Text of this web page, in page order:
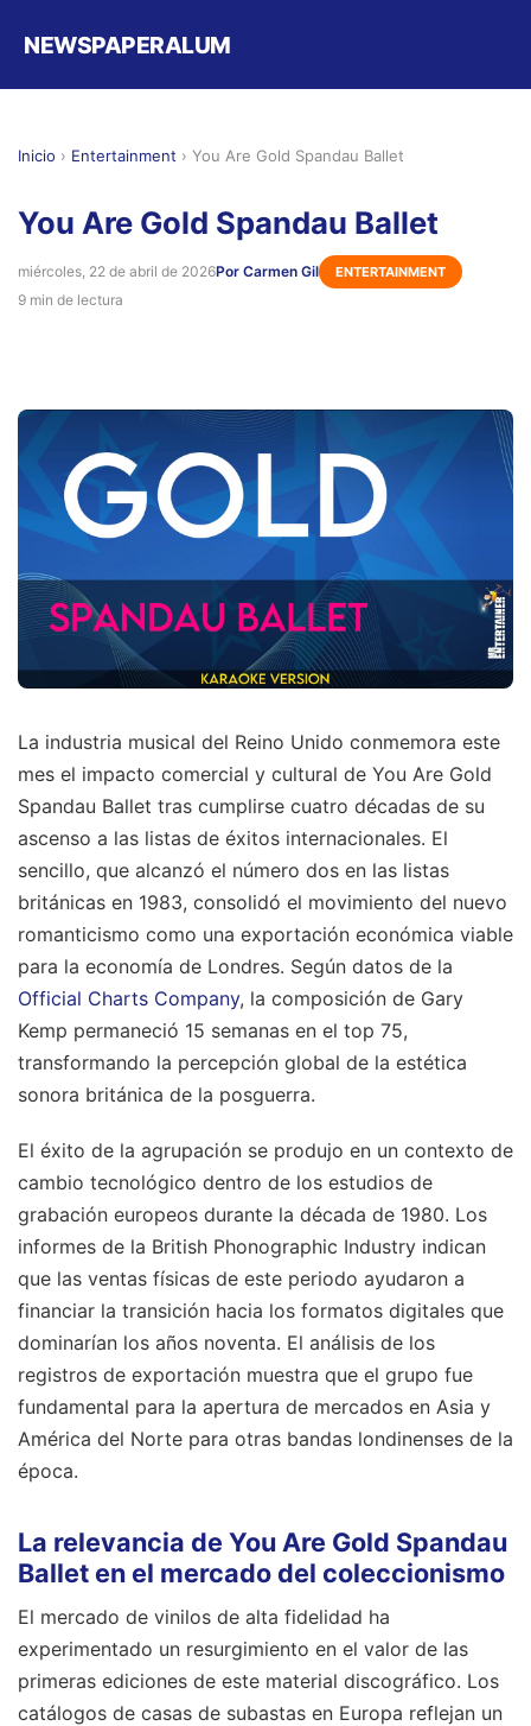
NEWSPAPERALUM
Inicio › Entertainment › You Are Gold Spandau Ballet
You Are Gold Spandau Ballet
miércoles, 22 de abril de 2026Por Carmen Gil ENTERTAINMENT
9 min de lectura
La industria musical del Reino Unido conmemora este
mes el impacto comercial y cultural de You Are Gold
Spandau Ballet tras cumplirse cuatro décadas de su
ascenso a las listas de éxitos internacionales. El
sencillo, que alcanzó el número dos en las listas
británicas en 1983, consolidó el movimiento del nuevo
romanticismo como una exportación económica viable
para la economía de Londres. Según datos de la
Official Charts Company, la composición de Gary
Kemp permaneció 15 semanas en el top 75,
transformando la percepción global de la estética
sonora británica de la posguerra.
El éxito de la agrupación se produjo en un contexto de
cambio tecnológico dentro de los estudios de
grabación europeos durante la década de 1980. Los
informes de la British Phonographic Industry indican
que las ventas físicas de este periodo ayudaron a
financiar la transición hacia los formatos digitales que
dominarían los años noventa. El análisis de los
registros de exportación muestra que el grupo fue
fundamental para la apertura de mercados en Asia y
América del Norte para otras bandas londinenses de la
época.
La relevancia de You Are Gold Spandau
Ballet en el mercado del coleccionismo
El mercado de vinilos de alta fidelidad ha
experimentado un resurgimiento en el valor de las
primeras ediciones de este material discográfico. Los
catálogos de casas de subastas en Europa reflejan un